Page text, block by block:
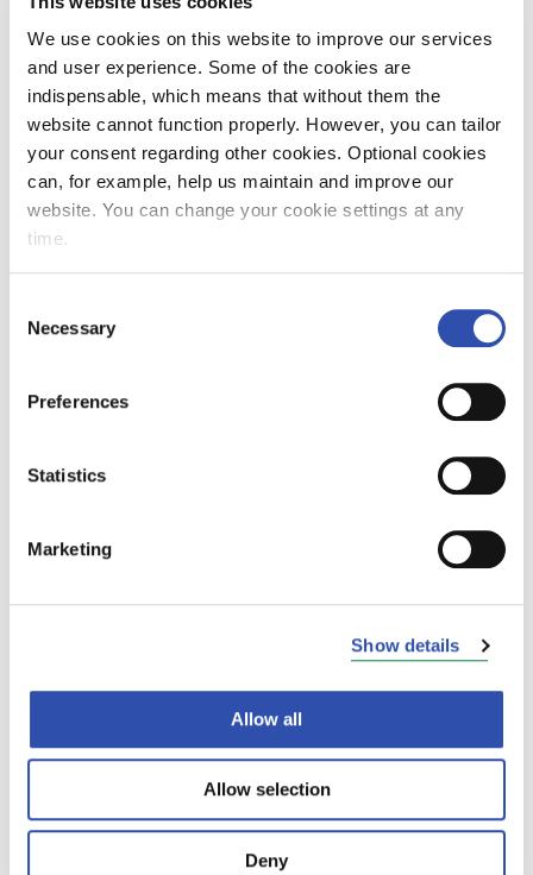
We use cookies on this website to improve our services
and user experience. Some of the cookies are
indispensable, which means that without them the
website cannot function properly. However, you can tailor
your consent regarding other cookies. Optional cookies
can, for example, help us maintain and improve our
website. You can change your cookie settings at any
time.
Selection
Necessary
Preferences
Statistics
Marketing
Show details
Allow all
Allow selection
Deny
Aleksanda Mirolybov-Nurmelalle: VR Groupin
viestintä, viestintäpäällikkö Mika Heijari 040
8622100, mika.heijari(at)vr.fi
Kuuntele Reidar Waseniuksen ääninäyte
Julkaisuvapaat